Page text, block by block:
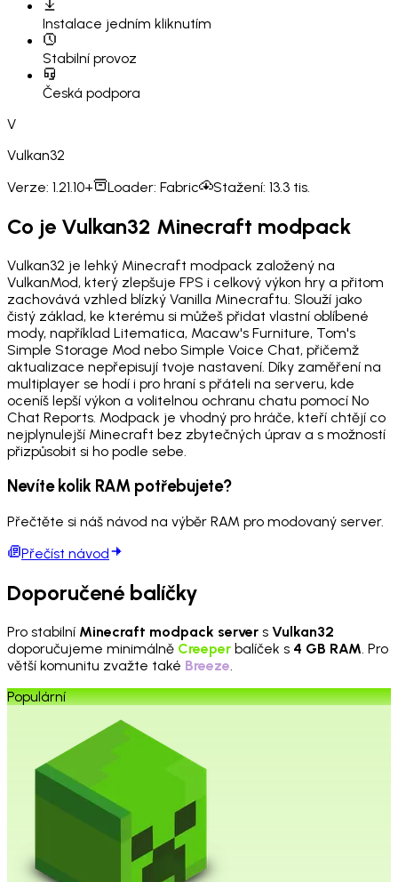
Instalace jedním kliknutím
Stabilní provoz
Česká podpora
V
Vulkan32
Verze: 1.21.10+ Loader: Fabric Stažení: 13.3 tis.
Co je Vulkan32 Minecraft modpack
Vulkan32 je lehký Minecraft modpack založený na
VulkanMod, který zlepšuje FPS i celkový výkon hry a přitom
zachovává vzhled blízký Vanilla Minecraftu. Slouží jako
čistý základ, ke kterému si můžeš přidat vlastní oblíbené
mody, například Litematica, Macaw's Furniture, Tom's
Simple Storage Mod nebo Simple Voice Chat, přičemž
aktualizace nepřepisují tvoje nastavení. Díky zaměření na
multiplayer se hodí i pro hraní s přáteli na serveru, kde
oceníš lepší výkon a volitelnou ochranu chatu pomocí No
Chat Reports. Modpack je vhodný pro hráče, kteří chtějí co
nejplynulejší Minecraft bez zbytečných úprav a s možností
přizpůsobit si ho podle sebe.
Nevíte kolik RAM potřebujete?
Přečtěte si náš návod na výběr RAM pro modovaný server.
Přečíst návod
Doporučené balíčky
Pro stabilní Minecraft modpack server s Vulkan32
doporučujeme minimálně Creeper balíček s 4 GB RAM. Pro
větší komunitu zvažte také Breeze.
Populární